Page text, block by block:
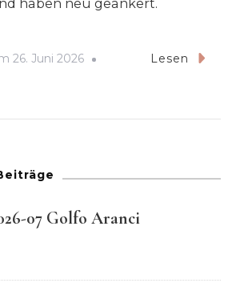
haben neu geankert.
26. Juni 2026 Lesen
07 Golfo Aranci